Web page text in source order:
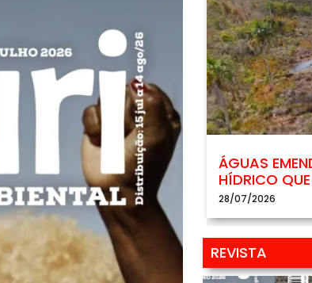
ÁGUAS
HÍDRICO
28/07/2026
REVISTA